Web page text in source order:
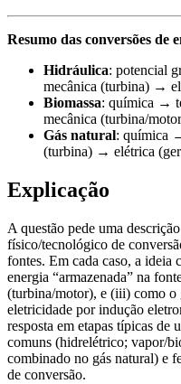
Resumo das conversões de
Hidráulica: potencial
mecânica (turbina) →
Biomassa: química →
mecânica (turbina/
Gás natural: química
(turbina) → elétrica
Explicação
A questão pede uma
físico/tecnológico de
fontes. Em cada caso, a
energia “armazenada” na
(turbina/motor), e (iii) como o
eletricidade por indução
resposta em etapas típicas de
comuns (hidrelétrico; vapor/
combinado no gás natural) e
de conversão.